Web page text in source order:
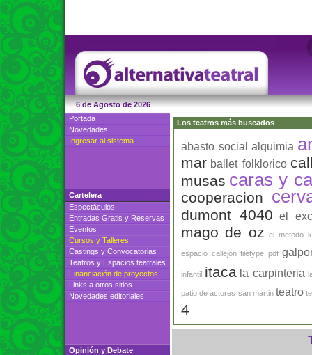
6 de Agosto de 2026
Portada
Novedades
Ingresar al sistema
Cartelera
Espectáculos
Entradas Gratis y Reservas
Eventos
Cursos y Talleres
Castings y Convocatorias
Teatros y Espacios teatrales
Financiación de proyectos
Links a otros sitios
Novedades editoriales
Opinión y Debate
Los teatros más buscados
abasto social alquimia
mar ballet folklorico
musas caras y
cooperacion
dumont 4040 el
mago de oz el metodo
espacio callejon filetype pdf
infantil itaca la carpinteria
patio de actores san martin teatro
4